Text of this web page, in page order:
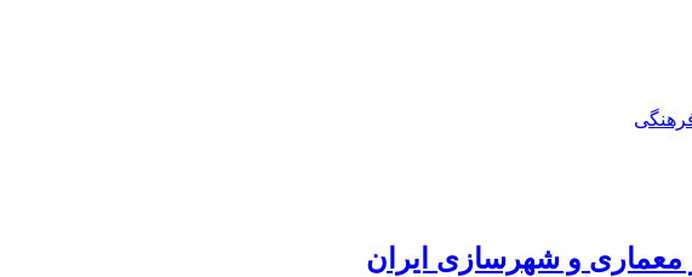
معماری و شهرسازی ایران